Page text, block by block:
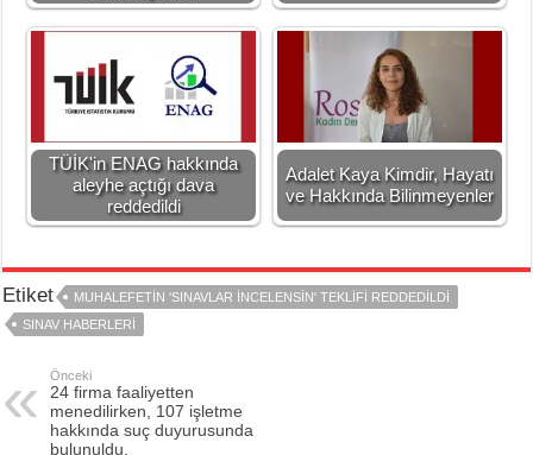
TÜİK'in ENAG hakkında
aleyhe açtığı dava
reddedildi
Adalet Kaya Kimdir, Hayatı
ve Hakkında Bilinmeyenler
Etiket
MUHALEFETIN 'SINAVLAR INCELENSIN' TEKLIFI REDDEDILDI
SINAV HABERLERI
Önceki
24 firma faaliyetten
menedilirken, 107 işletme
hakkında suç duyurusunda
bulunuldu.